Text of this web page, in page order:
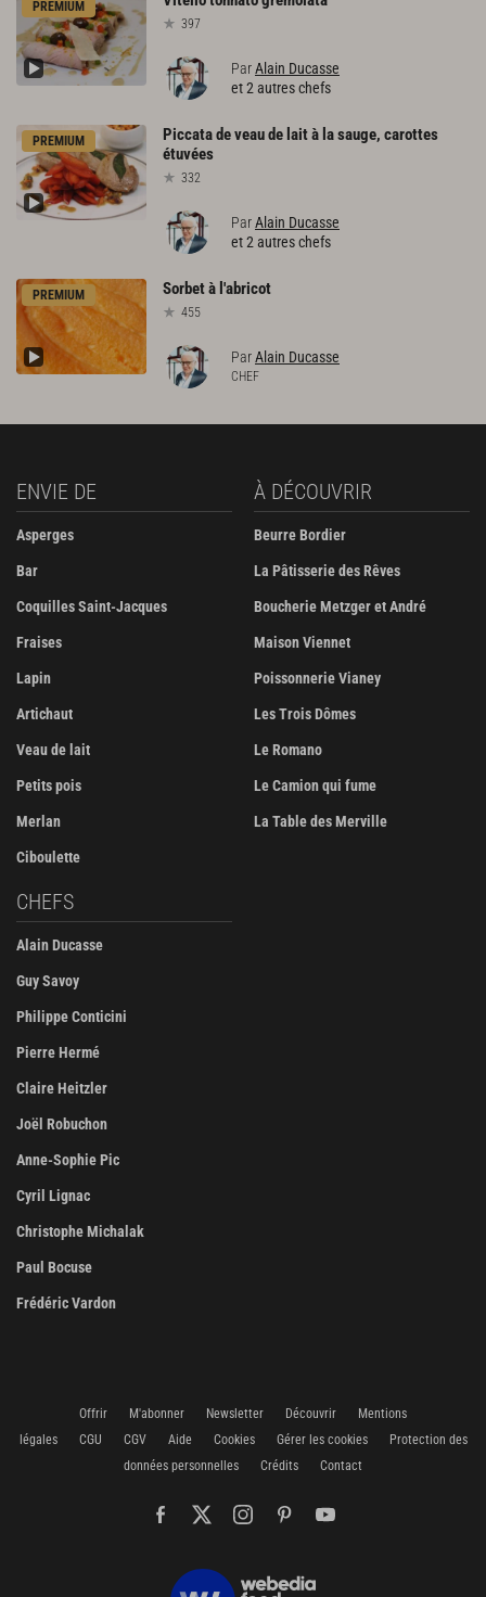
PREMIUM
397
ParAlain Ducasse
et 2 autres chefs
PREMIUM Piccatadeveaude laità lasauge, carottes
étuvées
332
ParAlain Ducasse
et 2 autres chefs
PREMIUM Sorbetà l'abricot
455
ParAlain Ducasse
CHEF
ENVIE DE
Asperges
Bar
Coquilles Saint-Jacques
Fraises
Lapin
Artichaut
Veau de lait
Petits pois
Merlan
Ciboulette
À DÉCOUVRIR
Beurre Bordier
La Pâtisserie des Rêves
Boucherie Metzger et André
Maison Viennet
Poissonnerie Vianey
Les Trois Dômes
Le Romano
Le Camion qui fume
La Table des Merville
CHEFS
Alain Ducasse
Guy Savoy
Philippe Conticini
Pierre Hermé
Claire Heitzler
Joël Robuchon
Anne-Sophie Pic
Cyril Lignac
Christophe Michalak
Paul Bocuse
Frédéric Vardon
Offrir M'abonner Newsletter Découvrir
Mentions
légales
CGU CGV Aide Cookies Gérer les cookies
Protection des
données personnelles
Crédits Contact